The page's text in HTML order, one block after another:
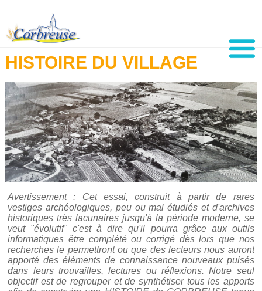
HISTOIRE DU VILLAGE
Avertissement : Cet essai, construit à partir de rares
vestiges archéologiques, peu ou mal étudiés et d'archives
historiques très lacunaires jusqu'à la période moderne, se
veut "évolutif" c'est à dire qu'il pourra grâce aux outils
informatiques être complété ou corrigé dès lors que nos
recherches le permettront ou que des lecteurs nous auront
apporté des éléments de connaissance nouveaux puisés
dans leurs trouvailles, lectures ou réflexions. Notre seul
objectif est de regrouper et de synthétiser tous les apports